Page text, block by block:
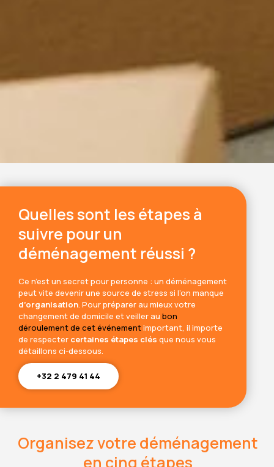
Quelles sont les étapes à
suivre pour un
déménagement réussi ?
Ce n’est un secret pour personne : un déménagement
peut vite devenir une source de stress si l’on manque
d’organisation. Pour préparer au mieux votre
changement de domicile et veiller au bon
déroulement de cet événementimportant, il importe
de respecter certaines étapes clés que nous vous
détaillons ci-dessous.
+32 2 479 41 44
Organisez votre déménagement
en cinq étapes